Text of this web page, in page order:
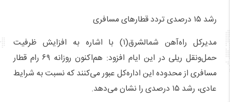
رشد ۱۵ درصدی تردد قطارهای مسافری
مدیرکل راه‌آهن شمالشرق(۱) با اشاره به افزایش ظرفیت
حمل‌ونقل ریلی در این ایام افزود: هم‌اکنون روزانه ۶۹ رام قطار
مسافری از محدوده این اداره‌کل عبور می‌کنند که نسبت به شرایط
عادی، رشد ۱۵ درصدی را نشان می‌دهد.